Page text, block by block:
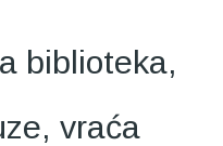
biblioteka,
vraća